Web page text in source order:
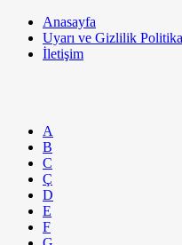
Anasayfa
Uyarı ve Gizlilik
İletişim
A
B
C
Ç
D
E
F